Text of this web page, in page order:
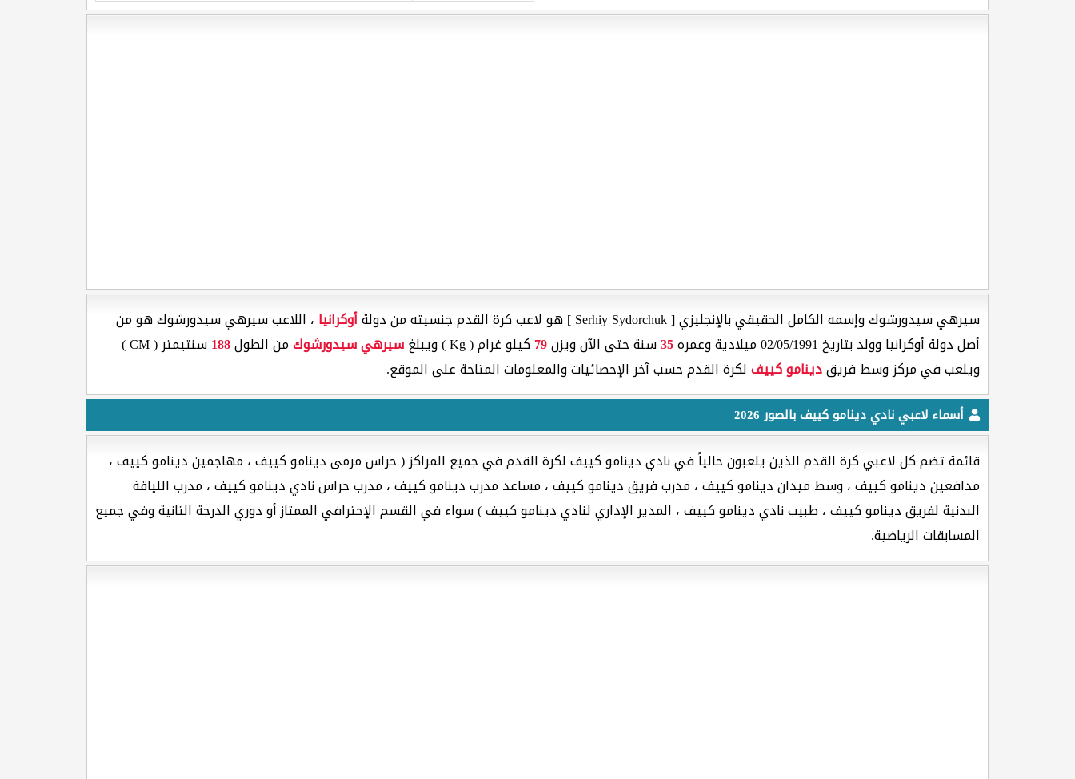
سيرهي سيدورشوك وإسمه الكامل الحقيقي بالإنجليزي [ Serhiy Sydorchuk ] هو لاعب كرة القدم جنسيته من دولة أوكرانيا ، اللاعب سيرهي سيدورشوك هو من
أصل دولة أوكرانيا وولد بتاريخ 02/05/1991 ميلادية وعمره
35سنة حتى الآن ويزن79كيلو غرام ( Kg ) ويبلغ سيرهي سيدورشوكمن الطول188
سنتيمتر ( CM )
ويلعب في مركز وسط فريقدينامو كييفلكرة القدم حسب آخر الإحصائيات والمعلومات المتاحة على الموقع.
أسماء لاعبي نادي دينامو كييف بالصور 2026
قائمة تضم كل لاعبي كرة القدم الذين يلعبون حالياً في نادي دينامو كييف لكرة القدم في جميع المراكز ( حراس مرمى دينامو كييف ، مهاجمين دينامو كييف ،
مدافعين دينامو كييف ، وسط ميدان دينامو كييف ، مدرب فريق دينامو كييف ، مساعد مدرب دينامو كييف ، مدرب حراس نادي دينامو كييف ، مدرب اللياقة
البدنية لفريق دينامو كييف ، طبيب نادي دينامو كييف ، المدير الإداري لنادي دينامو كييف ) سواء في القسم الإحترافي الممتاز أو دوري الدرجة الثانية وفي جميع
المسابقات الرياضية.